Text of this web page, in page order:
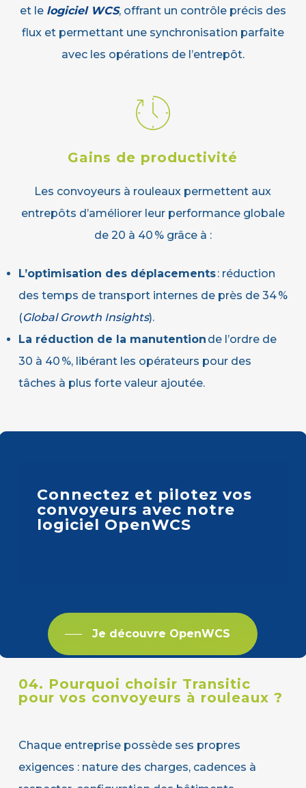
et le logiciel WCS, offrant un contrôle précis des
flux et permettant une synchronisation parfaite
avec les opérations de l’entrepôt.
Gains de productivité
Les convoyeurs à rouleaux permettent aux
entrepôts d’améliorer leur performance globale
de 20 à 40 % grâce à :
L’optimisation des déplacements: réduction
des temps de transport internes de près de 34 %
(Global Growth Insights).
La réduction de la manutention de l’ordre de
30 à 40 %, libérant les opérateurs pour des
tâches à plus forte valeur ajoutée.
Connectez et pilotez vos
convoyeurs avec notre
logiciel OpenWCS
Je découvre OpenWCS
04. Pourquoi choisir Transitic
pour vos convoyeurs à rouleaux ?
Chaque entreprise possède ses propres
exigences : nature des charges, cadences à